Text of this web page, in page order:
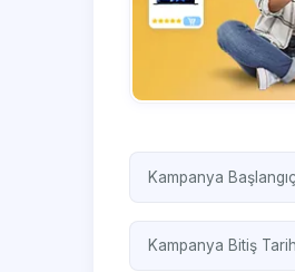
Kampanya
Kampanya Bitiş